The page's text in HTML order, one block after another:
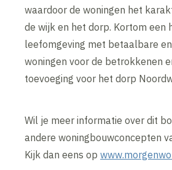
waardoor de woningen het
de wijk en het dorp. Kortom een
leefomgeving met betaalbare
woningen voor de betrokkenen
toevoeging voor het dorp
Wil je meer informatie over dit
andere woningbouwconcepten
Kijk dan eens op